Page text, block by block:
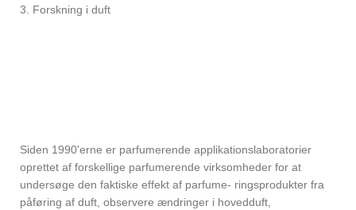
3. Forskning i duft
Siden 1990'erne er parfumerende applikationslaboratorier
oprettet af forskellige parfumerende virksomheder for at
undersøge den faktiske effekt af parfume- ringsprodukter fra
påføring af duft, observere ændringer i hovedduft,